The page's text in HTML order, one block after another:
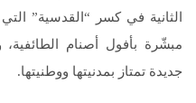
الثانية في كسر “القدسية”
مبشّرة بأفول أصنام الطائفية،
جديدة تمتاز بمدنيتها ووطنيتها.